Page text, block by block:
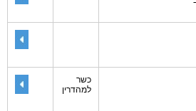
כשר
למהדרין